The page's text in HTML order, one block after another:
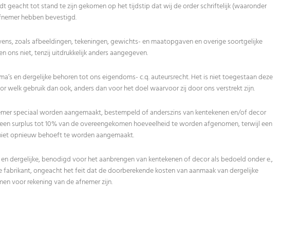
geacht tot stand te zijn gekomen op het tijdstip dat wij de order schriftelijk (waaronder
hebben bevestigd.
zoals afbeeldingen, tekeningen, gewichts- en maatopgaven en overige soortgelijke
ons niet, tenzij uitdrukkelijk anders aangegeven.
en dergelijke behoren tot ons eigendoms- c.q. auteursrecht. Het is niet toegestaan deze
welk gebruik dan ook, anders dan voor het doel waarvoor zij door ons verstrekt zijn.
speciaal worden aangemaakt, bestempeld of anderszins van kentekenen en/of decor
surplus tot 10% van de overeengekomen hoeveelheid te worden afgenomen, terwijl een
opnieuw behoeft te worden aangemaakt.
dergelijke, benodigd voor het aanbrengen van kentekenen of decor als bedoeld onder e.,
ongeacht het feit dat de doorberekende kosten van aanmaak van dergelijke
voor rekening van de afnemer zijn.